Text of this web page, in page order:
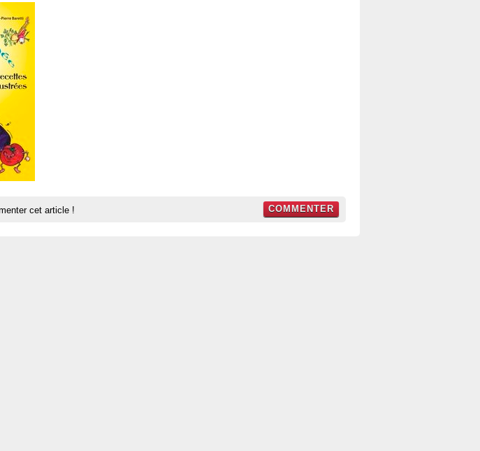
cet article ! COMMENTER